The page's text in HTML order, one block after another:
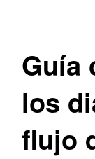
Guía
los
flujo